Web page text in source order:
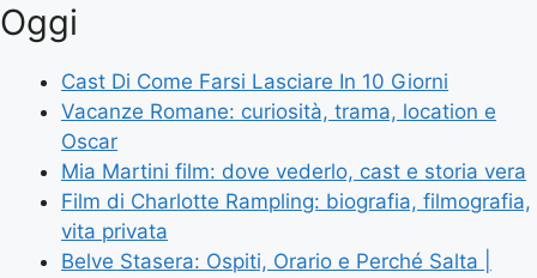
Oggi
Cast Di Come Farsi Lasciare In 10 Giorni
Vacanze Romane: curiosità, trama, location e
Oscar
Mia Martini film: dove vederlo, cast e storia vera
Film di Charlotte Rampling: biografia, filmografia,
vita privata
Belve Stasera: Ospiti, Orario e Perché Salta |